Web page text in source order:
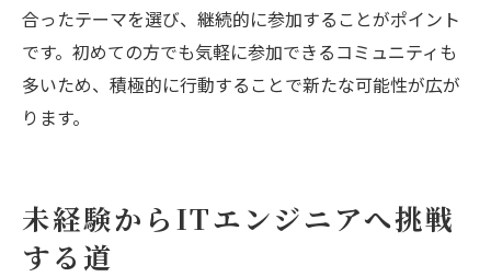
合ったテーマを選び、継続的に参加することがポイント
です。初めての方でも気軽に参加できるコミュニティも
多いため、積極的に行動することで新たな可能性が広が
ります。
未経験からITエンジニアへ挑戦
する道